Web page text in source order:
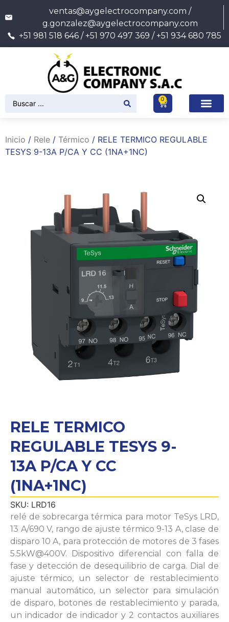
ventas@aygelectrocompany.com /
g.gonzalez@aygelectrocompany.com
+51 981 518 646 / +51 970 497 369 / +51 934 680 785
0
Inicio / Rele / Térmico / RELE TERMICO REGULABLE
TESYS 9-13A P/CA Y CC (1NA+1NC)
RELE TERMICO
REGULABLE TESYS 9-
13A P/CA Y CC
(1NA+1NC)
SKU: LRD16
relé de sobrecarga térmica para motor TeSys LRD,
13 A/690 V, rango de ajuste térmico 9-13 A, clase de
disparo 10 A, para protección de motores de 3 fases
5.5kW@400V. Dispositivo diferencial con falla de
fase y detección de desequilibrio de carga. Dial de
ajuste térmico, un selector de restablecimiento
manual automático, un selector para simulación
de disparo, botones de restablecimiento y parada,
un indicador de indicador y 2 contactos auxiliares